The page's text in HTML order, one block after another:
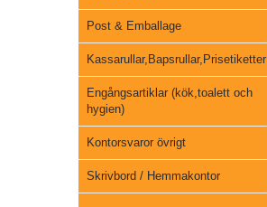
Post & Emballage
Kassarullar,Bapsrullar,Prisetiketter
Engångsartiklar (kök,toalett och
hygien)
Kontorsvaror övrigt
Skrivbord / Hemmakontor